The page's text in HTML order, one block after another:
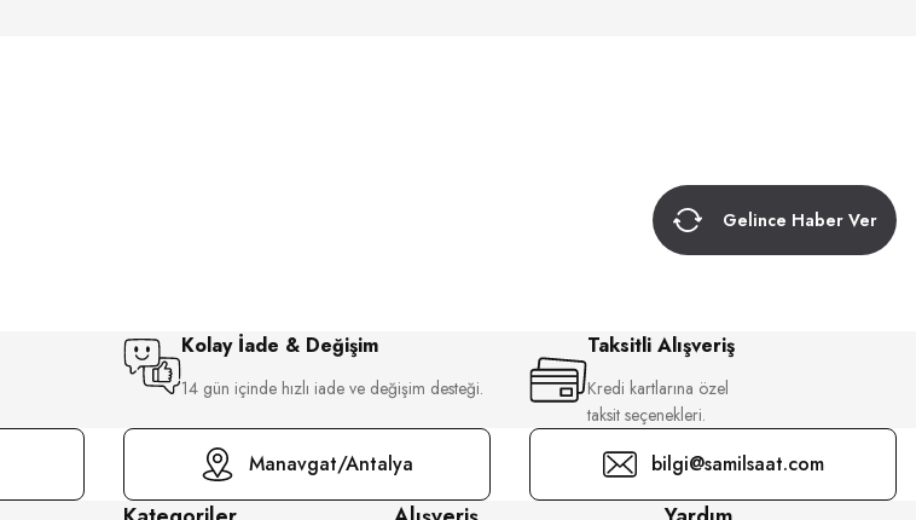
Gelince Haber Ver
Kolay İade & Değişim
14 gün içinde hızlı iade ve değişim desteği.
Taksitli Alışveriş
Kredi kartlarına özel
taksit seçenekleri.
Manavgat/Antalya bilgi@samilsaat.com